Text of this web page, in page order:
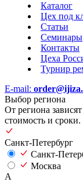
Каталог
Цех под
Статьи
Семинары
Контакты
Цеха
Турнир
E-mail:
Выбор региона
От региона
стоимость и сроки.
Санкт-Петербург
Санкт-
Москва
А